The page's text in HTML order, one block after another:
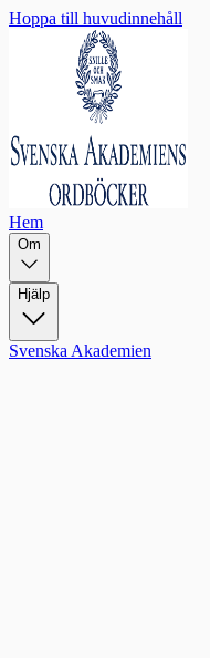
Hoppa till huvudinnehåll
Hem
Om
Hjälp
Svenska Akademien